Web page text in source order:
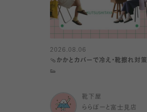
2026.08.06
🩴かかとカバーで冷え・靴擦れ対策
👟
靴下屋
ららぽーと富士見店